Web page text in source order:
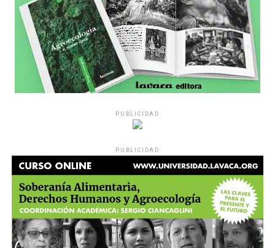
PUBLICIDAD
PUBLICIDAD